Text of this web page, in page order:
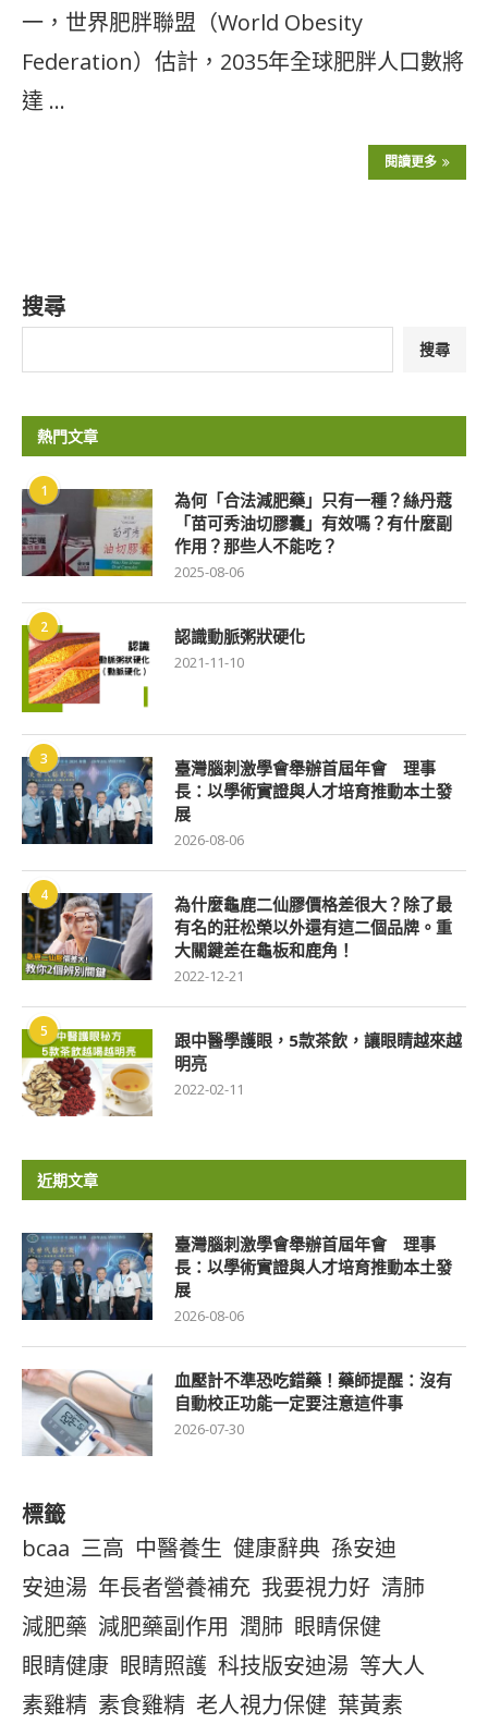
一，世界肥胖聯盟（World Obesity
Federation）估計，2035年全球肥胖人口數將
達 …
閱讀更多
搜尋
搜尋
熱門文章
1
為何「合法減肥藥」只有一種？絲丹蔻
「苗可秀油切膠囊」有效嗎？有什麼副
作用？那些人不能吃？
2025-08-06
2 認識動脈粥狀硬化
2021-11-10
3
臺灣腦刺激學會舉辦首屆年會 理事
長：以學術實證與人才培育推動本土發
展
2026-08-06
4
為什麼龜鹿二仙膠價格差很大？除了最
有名的莊松榮以外還有這二個品牌。重
大關鍵差在龜板和鹿角！
2022-12-21
5
跟中醫學護眼，5款茶飲，讓眼睛越來越
明亮
2022-02-11
近期文章
臺灣腦刺激學會舉辦首屆年會 理事
長：以學術實證與人才培育推動本土發
展
2026-08-06
血壓計不準恐吃錯藥！藥師提醒：沒有
自動校正功能一定要注意這件事
2026-07-30
標籤
bcaa 三高 中醫養生 健康辭典 孫安迪
安迪湯 年長者營養補充 我要視力好 清肺
減肥藥 減肥藥副作用 潤肺 眼睛保健
眼睛健康 眼睛照護 科技版安迪湯 等大人
素雞精 素食雞精 老人視力保健 葉黃素